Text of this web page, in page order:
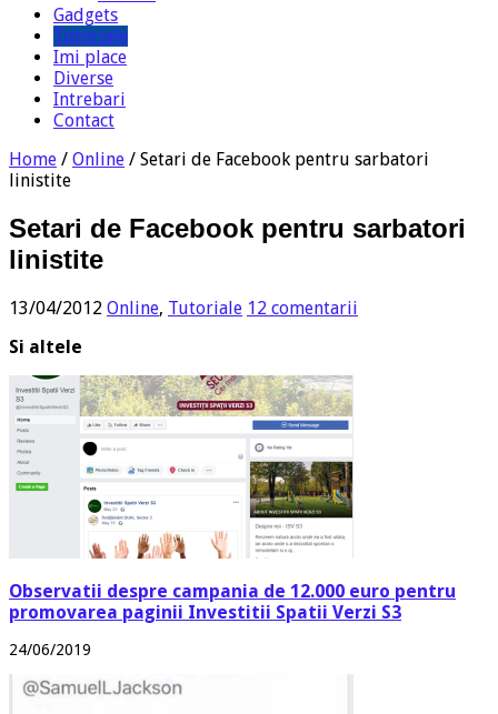
Gadgets
Tutoriale
Imi place
Diverse
Intrebari
Contact
Home / Online / Setari de Facebook pentru sarbatori
linistite
Setari de Facebook pentru sarbatori
linistite
13/04/2012 Online, Tutoriale 12 comentarii
Si altele
Observatii despre campania de 12.000 euro pentru
promovarea paginii Investitii Spatii Verzi S3
24/06/2019